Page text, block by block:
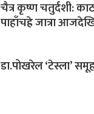
चैत्र कृष्ण चतुर्दशी:
पाहाँचह्रे जात्रा
डा.पोखरेल ‘टेस्ला’